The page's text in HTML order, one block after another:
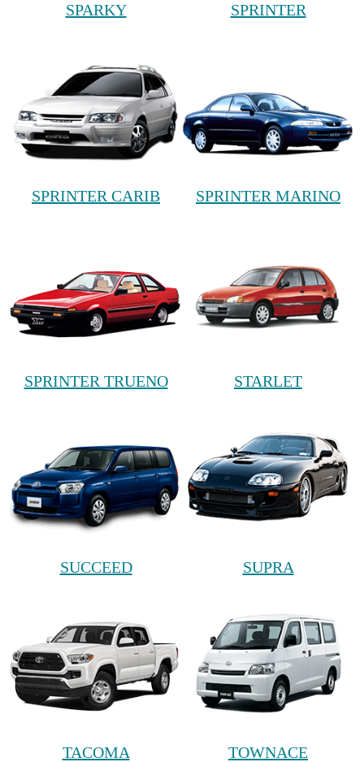
SPARKY SPRINTER
SPRINTER CARIB SPRINTER MARINO
SPRINTER TRUENO STARLET
SUCCEED SUPRA
TACOMA TOWNACE